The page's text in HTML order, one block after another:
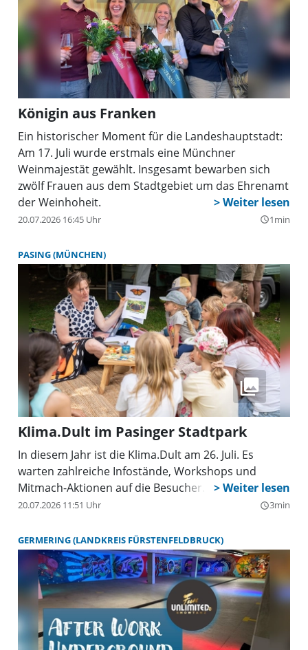
Königin aus Franken
Ein historischer Moment für die Landeshauptstadt:
Am 17. Juli wurde erstmals eine Münchner
Weinmajestät gewählt. Insgesamt bewarben sich
zwölf Frauen aus dem Stadtgebiet um das Ehrenamt
der Weinhoheit.
20.07.2026 16:45 Uhr query_builder1min
PASING (MÜNCHEN)
Klima.Dult im Pasinger Stadtpark
In diesem Jahr ist die Klima.Dult am 26. Juli. Es
warten zahlreiche Infostände, Workshops und
Mitmach-Aktionen auf die Besucher.
20.07.2026 11:51 Uhr query_builder3min
GERMERING (LANDKREIS FÜRSTENFELDBRUCK)